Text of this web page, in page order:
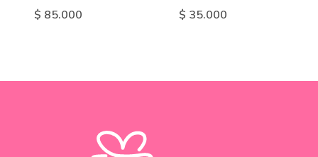
$ 85.000 $ 35.000